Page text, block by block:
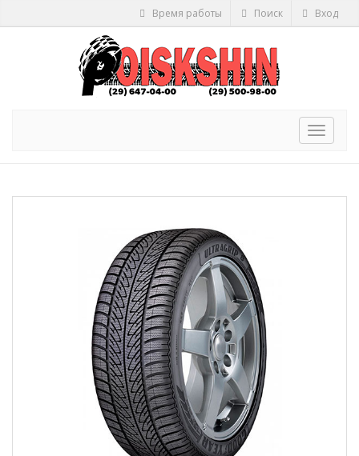
Время работы Поиск Вход
Toggle